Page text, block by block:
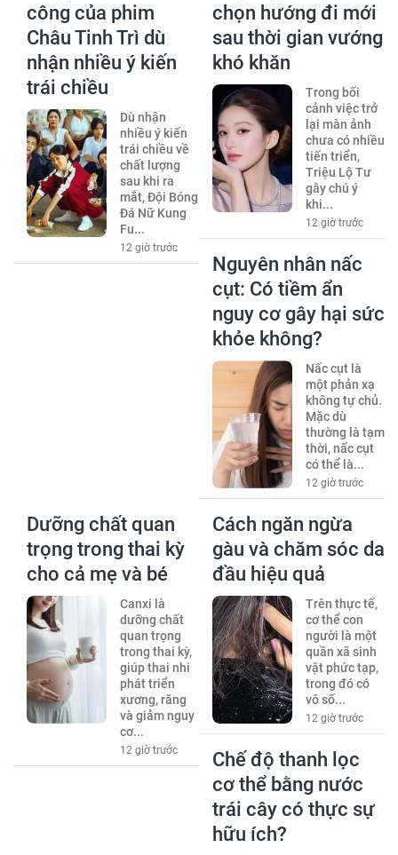
công của phim
Châu Tinh Trì dù
nhận nhiều ý kiến
trái chiều
Dù nhận
nhiều ý kiến
trái chiều về
chất lượng
sau khi ra
mắt, Đội Bóng
Đá Nữ Kung
Fu...
12 giờ trước
chọn hướng đi mới
sau thời gian vướng
khó khăn
Trong bối
cảnh việc trở
lại màn ảnh
chưa có nhiều
tiến triển,
Triệu Lộ Tư
gây chú ý
khi...
12 giờ trước
Nguyên nhân nấc
cụt: Có tiềm ẩn
nguy cơ gây hại sức
khỏe không?
Nấc cụt là
một phản xạ
không tự chủ.
Mặc dù
thường là tạm
thời, nấc cụt
có thể là...
12 giờ trước
Dưỡng chất quan
trọng trong thai kỳ
cho cả mẹ và bé
Canxi là
dưỡng chất
quan trọng
trong thai kỳ,
giúp thai nhi
phát triển
xương, răng
và giảm nguy
cơ...
12 giờ trước
Cách ngăn ngừa
gàu và chăm sóc da
đầu hiệu quả
Trên thực tế,
cơ thể con
người là một
quần xã sinh
vật phức tạp,
trong đó có
vô số...
12 giờ trước
Chế độ thanh lọc
cơ thể bằng nước
trái cây có thực sự
hữu ích?